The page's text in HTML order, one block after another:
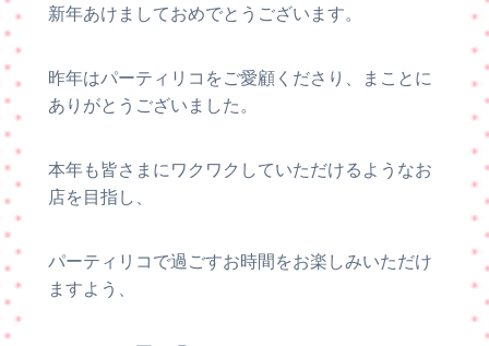
新年あけましておめでとうございます。
昨年はパーティリコをご愛顧くださり、まことに
ありがとうございました。
本年も皆さまにワクワクしていただけるようなお
店を目指し、
パーティリコで過ごすお時間をお楽しみいただけ
ますよう、